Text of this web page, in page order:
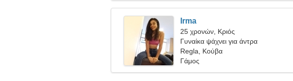
Irma
25 χρονών, Κριός
Γυναίκα ψάχνει για άντρα
Regla, Κούβα
Γάμος